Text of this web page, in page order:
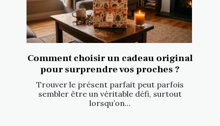
Comment choisir un cadeau original
pour surprendre vos proches ?
Trouver le présent parfait peut parfois
sembler être un véritable défi, surtout
lorsqu’on...